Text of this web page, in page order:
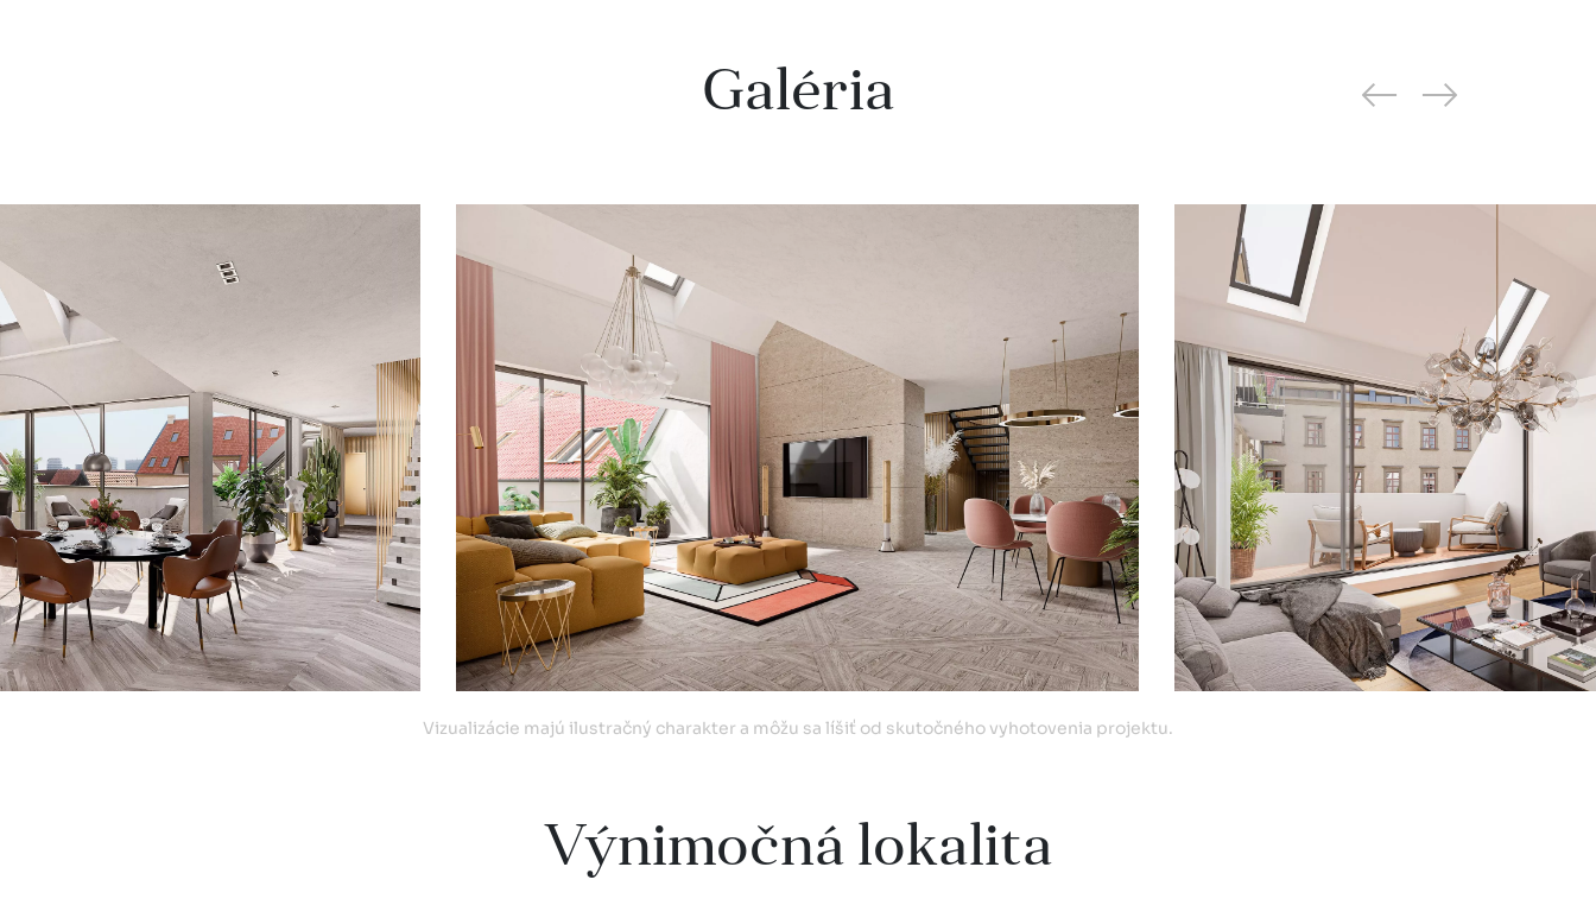
Galéria
Vizualizácie majú ilustračný charakter a môžu sa líšiť od skutočného vyhotovenia projektu.
Výnimočná lokalita